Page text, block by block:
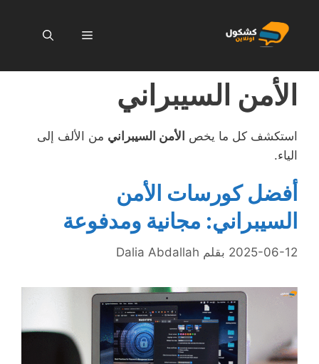
المحتوى
القائمة
الأمن السيبراني
استكشف كل ما يخص الأمن السيبراني من الألف إلى
الياء.
أفضل كورسات الأمن
السيبراني: مجانية ومدفوعة
2025-06-12 بقلم Dalia Abdallah